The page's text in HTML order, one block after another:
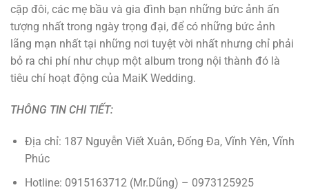
cặp đôi, các mẹ bầu và gia đình bạn những bức ảnh ấn
tượng nhất trong ngày trọng đại, để có những bức ảnh
lãng mạn nhất tại những nơi tuyệt vời nhất nhưng chỉ phải
bỏ ra chi phí như chụp một album trong nội thành đó là
tiêu chí hoạt động của MaiK Wedding.
THÔNG TIN CHI TIẾT:
Địa chỉ: 187 Nguyễn Viết Xuân, Đống Đa, Vĩnh Yên, Vĩnh
Phúc
Hotline: 0915163712 (Mr.Dũng) – 0973125925